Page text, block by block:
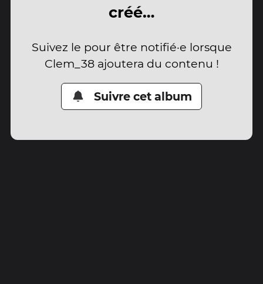
créé…
Suivez le pour être notifié·e lorsque
Clem_38 ajoutera du contenu !
Suivre cet album